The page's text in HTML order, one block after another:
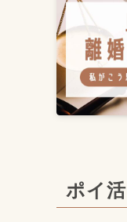
ポイ活